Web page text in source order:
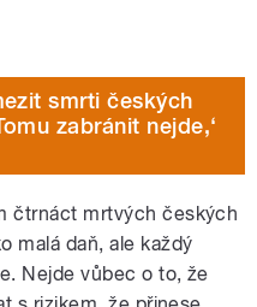
smrti českých
zabránit nejde,‘
čtrnáct mrtvých českých
malá daň, ale každý
Nejde vůbec o to, že